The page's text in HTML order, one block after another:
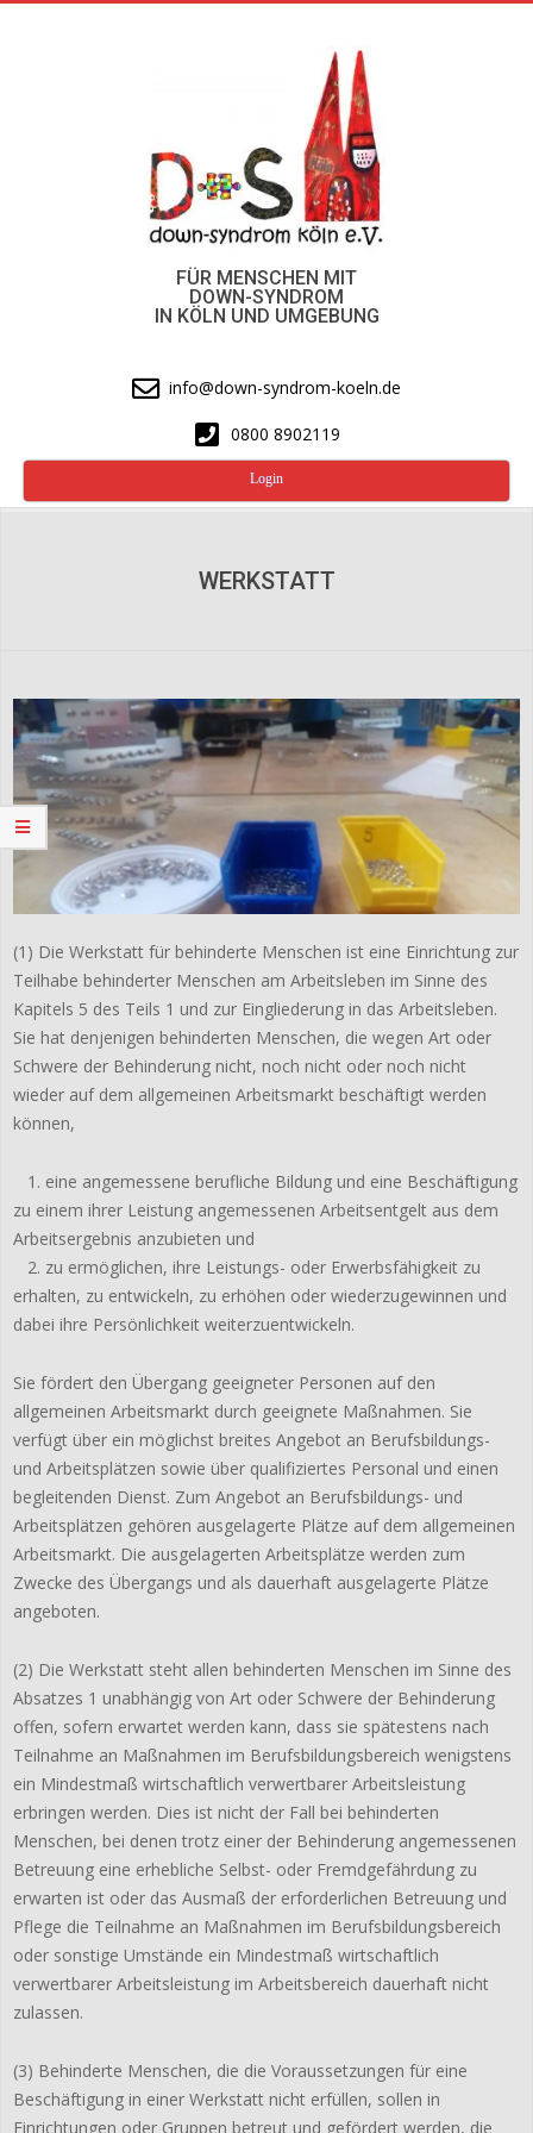
FÜR MENSCHEN MIT
DOWN-SYNDROM
IN KÖLN UND UMGEBUNG
info@down-syndrom-koeln.de
0800 8902119
Login
WERKSTATT
(1) Die Werkstatt für behinderte Menschen ist eine Einrichtung zur
Teilhabe behinderter Menschen am Arbeitsleben im Sinne des
Kapitels 5 des Teils 1 und zur Eingliederung in das Arbeitsleben.
Sie hat denjenigen behinderten Menschen, die wegen Art oder
Schwere der Behinderung nicht, noch nicht oder noch nicht
wieder auf dem allgemeinen Arbeitsmarkt beschäftigt werden
können,
1. eine angemessene berufliche Bildung und eine Beschäftigung
zu einem ihrer Leistung angemessenen Arbeitsentgelt aus dem
Arbeitsergebnis anzubieten und
2. zu ermöglichen, ihre Leistungs- oder Erwerbsfähigkeit zu
erhalten, zu entwickeln, zu erhöhen oder wiederzugewinnen und
dabei ihre Persönlichkeit weiterzuentwickeln.
Sie fördert den Übergang geeigneter Personen auf den
allgemeinen Arbeitsmarkt durch geeignete Maßnahmen. Sie
verfügt über ein möglichst breites Angebot an Berufsbildungs-
und Arbeitsplätzen sowie über qualifiziertes Personal und einen
begleitenden Dienst. Zum Angebot an Berufsbildungs- und
Arbeitsplätzen gehören ausgelagerte Plätze auf dem allgemeinen
Arbeitsmarkt. Die ausgelagerten Arbeitsplätze werden zum
Zwecke des Übergangs und als dauerhaft ausgelagerte Plätze
angeboten.
(2) Die Werkstatt steht allen behinderten Menschen im Sinne des
Absatzes 1 unabhängig von Art oder Schwere der Behinderung
offen, sofern erwartet werden kann, dass sie spätestens nach
Teilnahme an Maßnahmen im Berufsbildungsbereich wenigstens
ein Mindestmaß wirtschaftlich verwertbarer Arbeitsleistung
erbringen werden. Dies ist nicht der Fall bei behinderten
Menschen, bei denen trotz einer der Behinderung angemessenen
Betreuung eine erhebliche Selbst- oder Fremdgefährdung zu
erwarten ist oder das Ausmaß der erforderlichen Betreuung und
Pflege die Teilnahme an Maßnahmen im Berufsbildungsbereich
oder sonstige Umstände ein Mindestmaß wirtschaftlich
verwertbarer Arbeitsleistung im Arbeitsbereich dauerhaft nicht
zulassen.
(3) Behinderte Menschen, die die Voraussetzungen für eine
Beschäftigung in einer Werkstatt nicht erfüllen, sollen in
Einrichtungen oder Gruppen betreut und gefördert werden, die